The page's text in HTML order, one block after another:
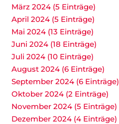
März 2024 (5 Einträge)
April 2024 (5 Einträge)
Mai 2024 (13 Einträge)
Juni 2024 (18 Einträge)
Juli 2024 (10 Einträge)
August 2024 (6 Einträge)
September 2024 (6 Einträge)
Oktober 2024 (2 Einträge)
November 2024 (5 Einträge)
Dezember 2024 (4 Einträge)